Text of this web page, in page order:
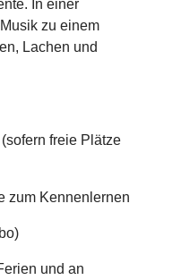
In einer
zu einem
Lachen und
freie Plätze
zum Kennenlernen
und an